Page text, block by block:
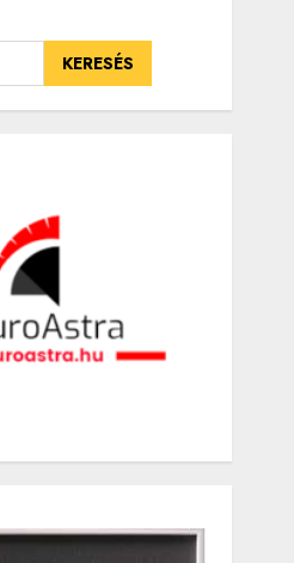
KERESÉS